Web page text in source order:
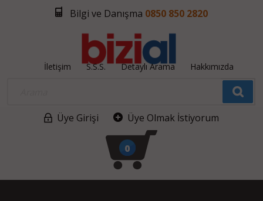
Bilgi ve Danışma 0850 850 2820
İletişim S.S.S. Detaylı Arama Hakkımızda
Üye Girişi Üye Olmak İstiyorum
0